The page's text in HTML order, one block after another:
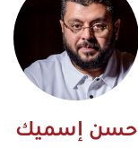
حسن إسميك